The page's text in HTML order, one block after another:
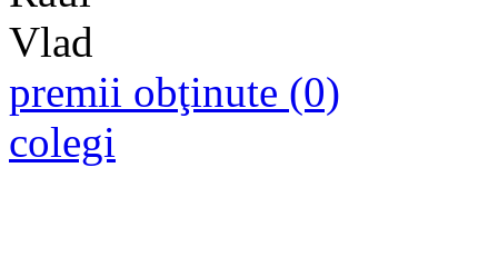
premii obţinute (0)
colegi